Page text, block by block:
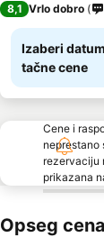
8,1 Vrlo dobro
Izaberi
tačne cene
Cene i
neprestano
rezervaciju
prikazana
Opseg cena